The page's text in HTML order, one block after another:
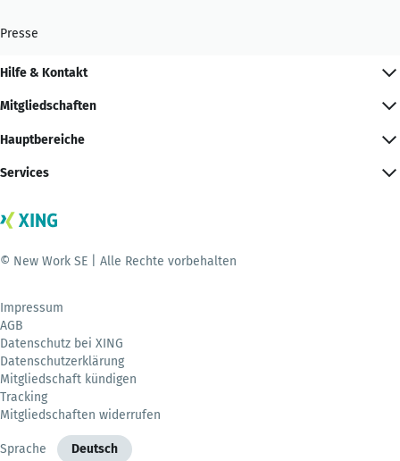
Presse
Hilfe & Kontakt
Mitgliedschaften
Hauptbereiche
Services
© New Work SE | Alle Rechte vorbehalten
Impressum
AGB
Datenschutz bei XING
Datenschutzerklärung
Mitgliedschaft kündigen
Tracking
Mitgliedschaften widerrufen
Sprache Deutsch